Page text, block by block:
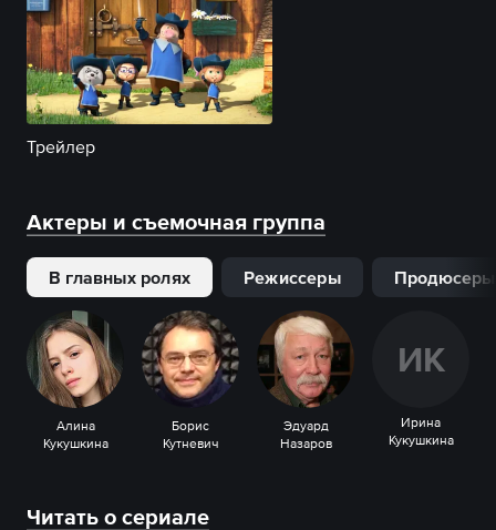
Трейлер
Актеры и съемочная группа
В главных ролях Режиссеры Продюсеры
Алина
Кукушкина
Борис
Кутневич
Эдуард
Назаров
ИК
Ирина
Кукушкина
Читать о сериале